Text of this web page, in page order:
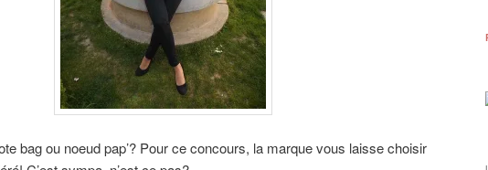
bag ou noeud pap’? Pour ce concours, la marque vous laisse choisir